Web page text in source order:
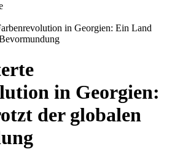
in Georgien: Ein Land
in Georgien:
der globalen